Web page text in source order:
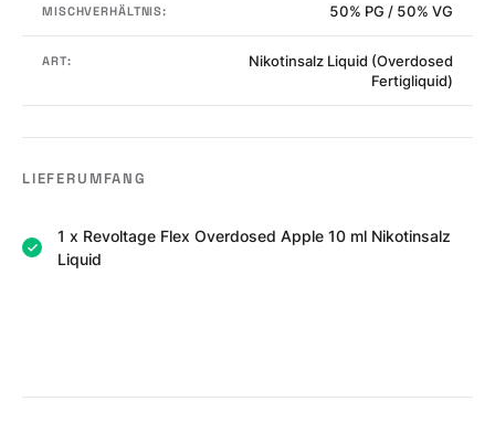
MISCHVERHÄLTNIS: 50% PG / 50% VG
ART:
Nikotinsalz Liquid (Overdosed
Fertigliquid)
LIEFERUMFANG
1 x Revoltage Flex Overdosed Apple 10 ml Nikotinsalz
Liquid